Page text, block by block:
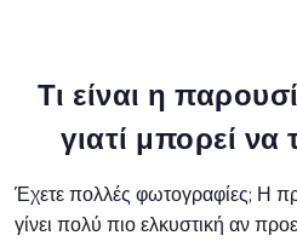
Τι είναι η
γιατί μπορεί να
Έχετε πολλές φωτογραφίες; Η
γίνει πολύ πιο ελκυστική αν